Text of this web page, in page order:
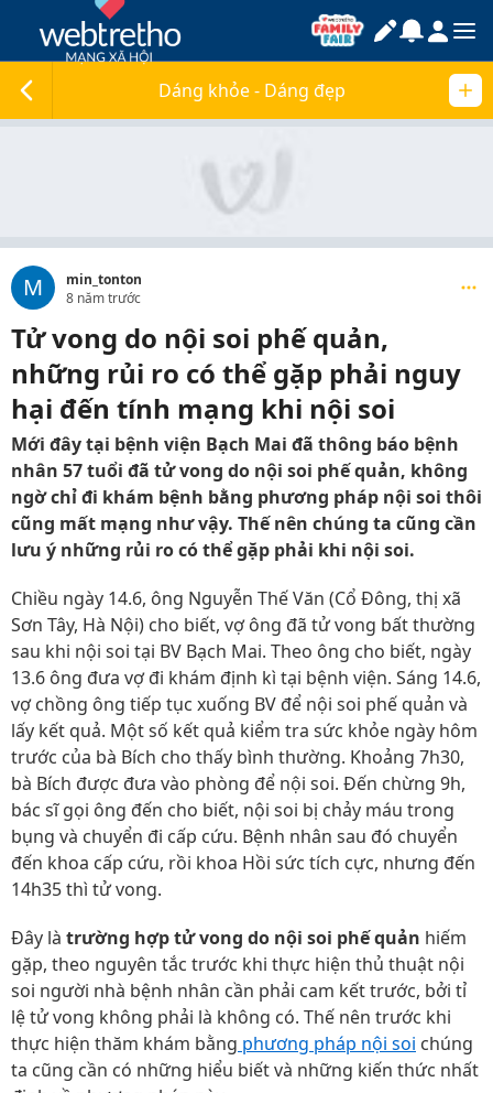
Dáng khỏe - Dáng đẹp
M
min_tonton
8 năm trước
Tử vong do nội soi phế quản,
những rủi ro có thể gặp phải nguy
hại đến tính mạng khi nội soi
Mới đây tại bệnh viện Bạch Mai đã thông báo bệnh
nhân 57 tuổi đã tử vong do nội soi phế quản, không
ngờ chỉ đi khám bệnh bằng phương pháp nội soi thôi
cũng mất mạng như vậy. Thế nên chúng ta cũng cần
lưu ý những rủi ro có thể gặp phải khi nội soi.
Chiều ngày 14.6, ông Nguyễn Thế Văn (Cổ Đông, thị xã
Sơn Tây, Hà Nội) cho biết, vợ ông đã tử vong bất thường
sau khi nội soi tại BV Bạch Mai. Theo ông cho biết, ngày
13.6 ông đưa vợ đi khám định kì tại bệnh viện. Sáng 14.6,
vợ chồng ông tiếp tục xuống BV để nội soi phế quản và
lấy kết quả. Một số kết quả kiểm tra sức khỏe ngày hôm
trước của bà Bích cho thấy bình thường. Khoảng 7h30,
bà Bích được đưa vào phòng để nội soi. Đến chừng 9h,
bác sĩ gọi ông đến cho biết, nội soi bị chảy máu trong
bụng và chuyển đi cấp cứu. Bệnh nhân sau đó chuyển
đến khoa cấp cứu, rồi khoa Hồi sức tích cực, nhưng đến
14h35 thì tử vong.
Đây là trường hợp tử vong do nội soi phế quản hiếm
gặp, theo nguyên tắc trước khi thực hiện thủ thuật nội
soi người nhà bệnh nhân cần phải cam kết trước, bởi tỉ
lệ tử vong không phải là không có. Thế nên trước khi
thực hiện thăm khám bằng phương pháp nội soi chúng
ta cũng cần có những hiểu biết và những kiến thức nhất